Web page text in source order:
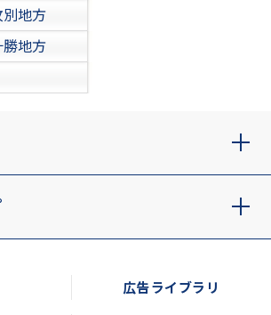
地方
地方
広告ライブラリ